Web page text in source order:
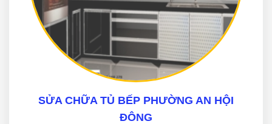
SỬA CHỮA TỦ BẾP PHƯỜNG AN HỘI
ĐÔNG